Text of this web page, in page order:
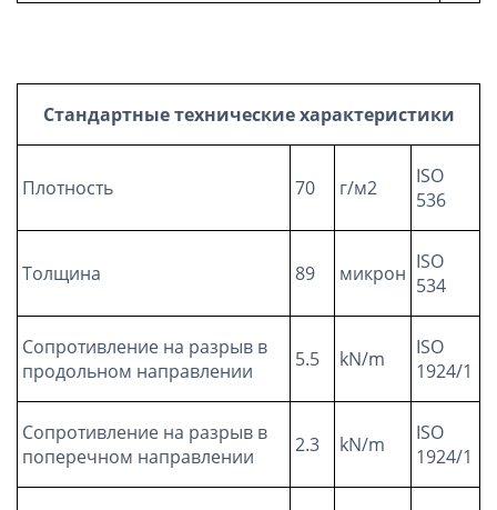
Стандартные технические характеристики
Плотность 70 г/м2
ISO
536
Толщина 89 микрон ISO
534
Сопротивление на разрыв в
продольном направлении
5.5 kN/m
ISO
1924/1
Сопротивление на разрыв в
поперечном направлении
2.3 kN/m
ISO
1924/1